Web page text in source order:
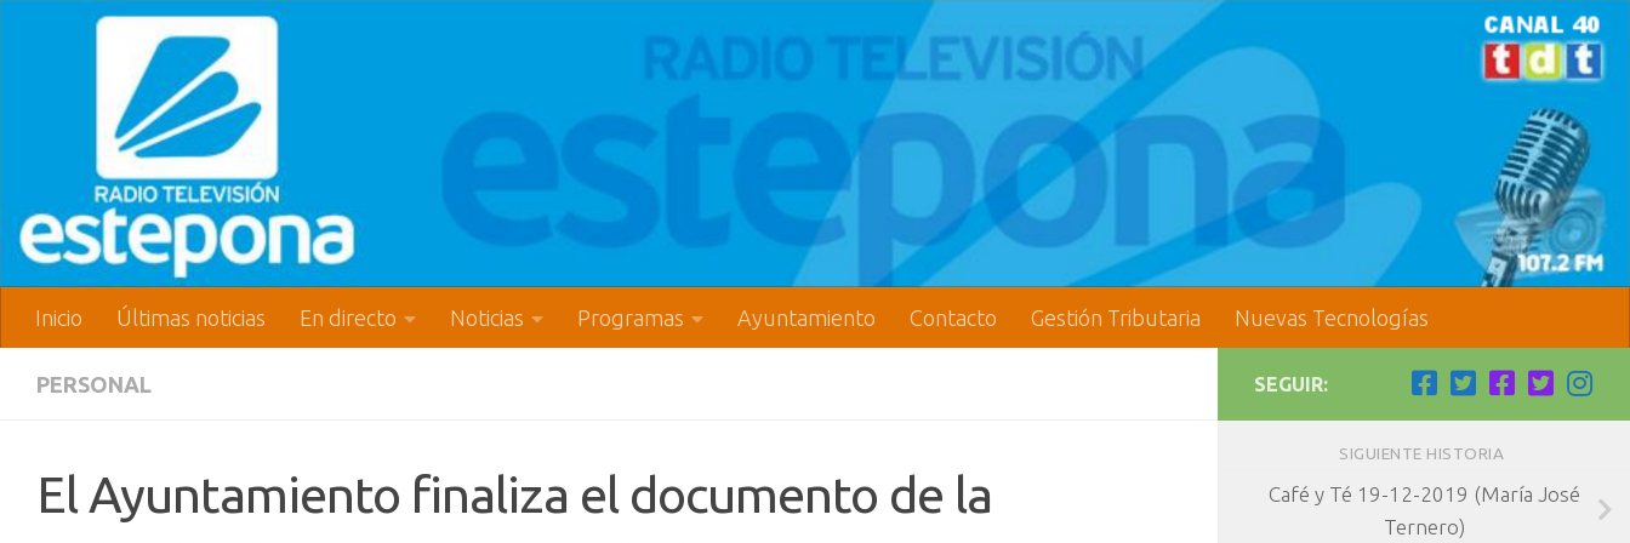
Inicio Últimas noticias En directo Noticias Programas Ayuntamiento Contacto Gestión Tributaria Nuevas Tecnologías
PERSONAL
El Ayuntamiento finaliza el documento de la
SEGUIR:
SIGUIENTE HISTORIA
Café y Té 19-12-2019 (María José
Ternero)